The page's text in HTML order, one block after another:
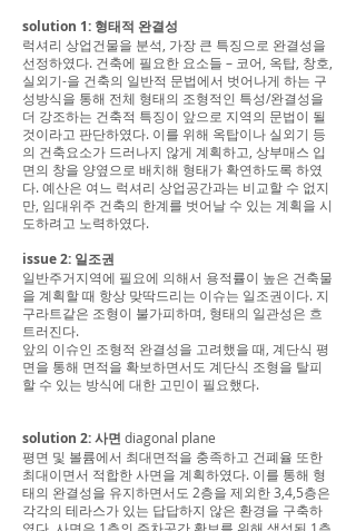
solution 1: 형태적 완결성
럭셔리 상업건물을 분석, 가장 큰 특징으로 완결성을
선정하였다. 건축에 필요한 요소들 – 코어, 옥탑, 창호,
실외기-을 건축의 일반적 문법에서 벗어나게 하는 구
성방식을 통해 전체 형태의 조형적인 특성/완결성을
더 강조하는 건축적 특징이 앞으로 지역의 문법이 될
것이라고 판단하였다. 이를 위해 옥탑이나 실외기 등
의 건축요소가 드러나지 않게 계획하고, 상부매스 입
면의 창을 양옆으로 배치해 형태가 확연하도록 하였
다. 예산은 여느 럭셔리 상업공간과는 비교할 수 없지
만, 임대위주 건축의 한계를 벗어날 수 있는 계획을 시
도하려고 노력하였다.
issue 2: 일조권
일반주거지역에 필요에 의해서 용적률이 높은 건축물
을 계획할 때 항상 맞딱드리는 이슈는 일조권이다. 지
구라트같은 조형이 불가피하며, 형태의 일관성은 흐
트러진다.
앞의 이슈인 조형적 완결성을 고려했을 때, 계단식 평
면을 통해 면적을 확보하면서도 계단식 조형을 탈피
할 수 있는 방식에 대한 고민이 필요했다.
solution 2: 사면 diagonal plane
평면 및 볼륨에서 최대면적을 충족하고 건폐율 또한
최대이면서 적합한 사면을 계획하였다. 이를 통해 형
태의 완결성을 유지하면서도 2층을 제외한 3,4,5층은
각각의 테라스가 있는 답답하지 않은 환경을 구축하